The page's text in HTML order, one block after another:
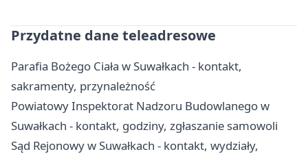
Przydatne dane teleadresowe
Parafia Bożego Ciała w Suwałkach - kontakt,
sakramenty, przynależność
Powiatowy Inspektorat Nadzoru Budowlanego w
Suwałkach - kontakt, godziny, zgłaszanie samowoli
Sąd Rejonowy w Suwałkach - kontakt, wydziały,